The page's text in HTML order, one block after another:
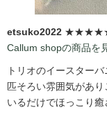
etsuko2022
Callum shopの商品を
トリオのイースター
匹そろい雰囲気があ
いるだけでほっこり